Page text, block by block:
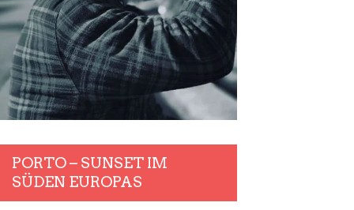
PORTO – SUNSET IM
SÜDEN EUROPAS